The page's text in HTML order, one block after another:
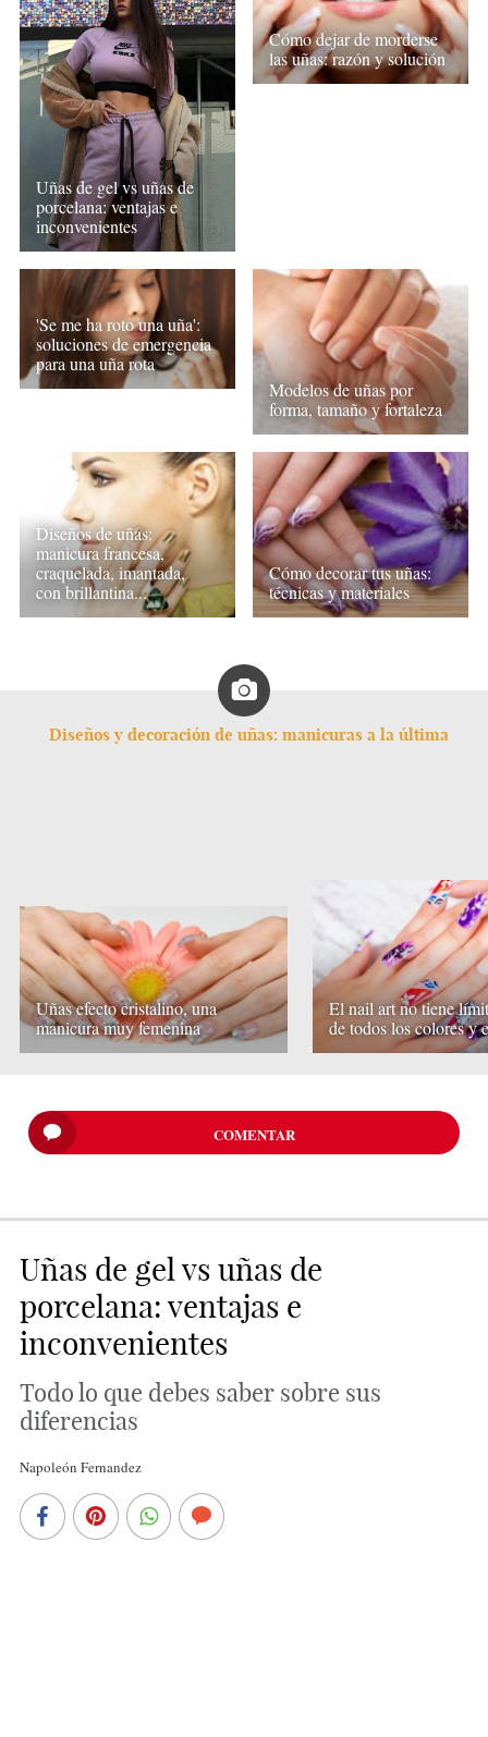
Uñas de gel vs uñas de
porcelana: ventajas e
inconvenientes
Cómo dejar de morderse
las uñas: razón y solución
'Se me ha roto una uña':
soluciones de emergencia
para una uña rota
Modelos de uñas por
forma, tamaño y fortaleza
Diseños de uñas:
manicura francesa,
craquelada, imantada,
con brillantina...
Cómo decorar tus uñas:
técnicas y materiales
Diseños y decoración de uñas: manicuras a la última
Uñas efecto cristalino, una
manicura muy femenina
El nail art no tiene
de todos los colores y
COMENTAR
Uñas de gel vs uñas de
porcelana: ventajas e
inconvenientes
Todo lo que debes saber sobre sus
diferencias
Napoleón Fernandez